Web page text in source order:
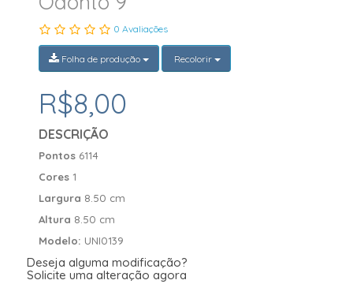
0 Avaliações
Folha de produção Recolorir
R$8,00
DESCRIÇÃO
Pontos 6114
Cores 1
Largura 8.50 cm
Altura 8.50 cm
Modelo: UNI0139
Deseja alguma modificação?
Solicite uma alteração agora